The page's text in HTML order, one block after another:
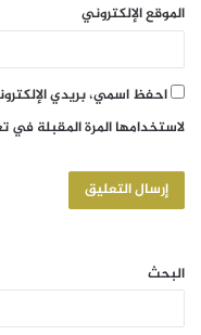
الموقع الإلكتروني
احفظ اسمي، بريدي
لاستخدامها المرة المقبلة في
البحث